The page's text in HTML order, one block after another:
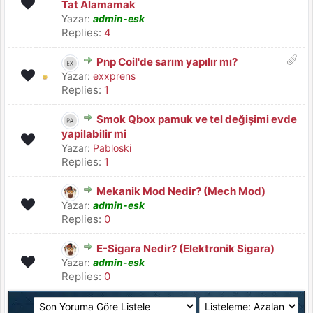
Tat Alamamak
Yazar: admin-esk
Replies: 4
Pnp Coil'de sarım yapılır mı?
Yazar: exxprens
Replies: 1
Smok Qbox pamuk ve tel değişimi evde
yapilabilir mi
Yazar: Pabloski
Replies: 1
Mekanik Mod Nedir? (Mech Mod)
Yazar: admin-esk
Replies: 0
E-Sigara Nedir? (Elektronik Sigara)
Yazar: admin-esk
Replies: 0